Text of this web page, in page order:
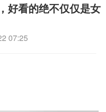
好看的绝不仅仅是女
07:25